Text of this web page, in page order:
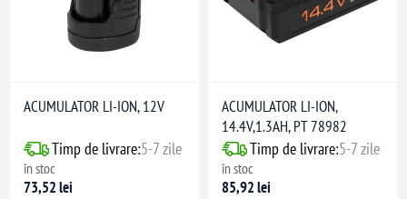
ACUMULATOR LI-ION, 12V
Timp de livrare:5-7 zile
în stoc
73,52 lei
ACUMULATOR LI-ION,
14.4V,1.3AH, PT 78982
Timp de livrare:5-7 zile
în stoc
85,92 lei